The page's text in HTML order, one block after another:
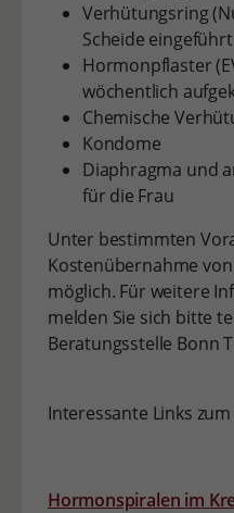
Verhütungsring
Scheide
Hormonpflaster
wöchentlich
Chemische
Kondome
Diaphragma und
für die Frau
Unter bestimmten
Kostenübernahme
möglich. Für weitere
melden Sie sich bitte
Beratungsstelle Bonn
Interessante Links zum
Hormonspiralen im